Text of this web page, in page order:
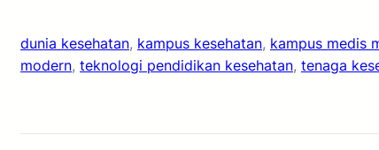
dunia kesehatan, kampus kesehatan, kampus medis
modern, teknologi pendidikan kesehatan, tenaga